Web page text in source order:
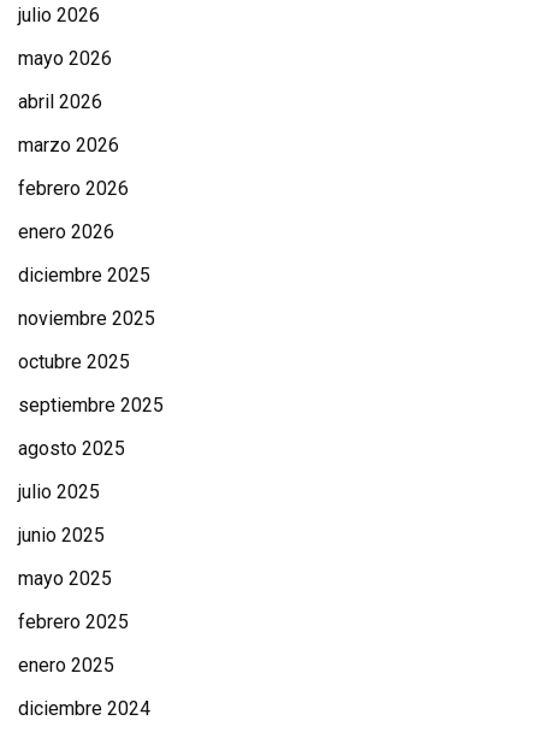
julio 2026
mayo 2026
abril 2026
marzo 2026
febrero 2026
enero 2026
diciembre 2025
noviembre 2025
octubre 2025
septiembre 2025
agosto 2025
julio 2025
junio 2025
mayo 2025
febrero 2025
enero 2025
diciembre 2024